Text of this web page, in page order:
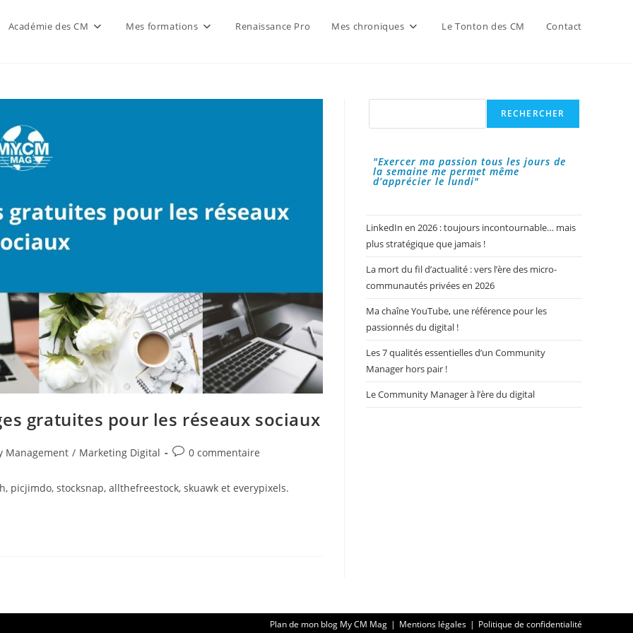
Académie des CM Mes formations Renaissance Pro Mes chroniques Le Tonton des CM Contact
gratuites pour les réseaux sociaux
Management / Marketing Digital
Commentaires
la
publication :
0 commentaire
picjimdo, stocksnap, allthefreestock, skuawk et everypixels.
Rechercher
RECHERCHER
"Exercer ma passion tous les jours de
la semaine me permet même
d’apprécier le lundi"
LinkedIn en 2026 : toujours incontournable… mais
plus stratégique que jamais !
La mort du fil d’actualité : vers l’ère des micro-
communautés privées en 2026
Ma chaîne YouTube, une référence pour les
passionnés du digital !
Les 7 qualités essentielles d’un Community
Manager hors pair !
Le Community Manager à l’ère du digital
Plan de mon blog My CM Mag Mentions légales Politique de confidentialité